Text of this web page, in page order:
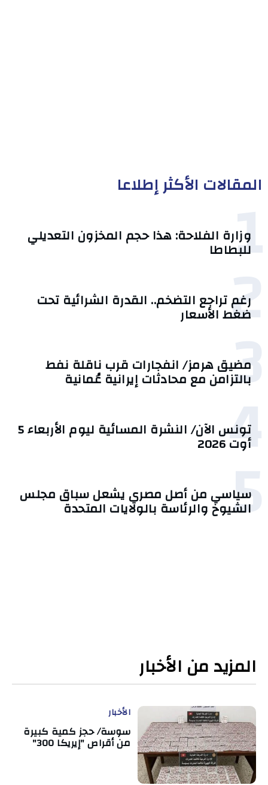
المقالات الأكثر إطلاعا
1
وزارة الفلاحة: هذا حجم المخزون التعديلي
للبطاطا
2
رغم تراجع التضخم.. القدرة الشرائية تحت
ضغط الأسعار
3
مضيق هرمز/ انفجارات قرب ناقلة نفط
بالتزامن مع محادثات إيرانية عُمانية
4 تونس الآن/ النشرة المسائية ليوم الأربعاء 5
أوت 2026
5
سياسي من أصل مصري يشعل سباق مجلس
الشيوخ والرئاسة بالولايات المتحدة
المزيد من الأخبار
الأخبار
سوسة/ حجز كمية كبيرة
من أقراص "إيريكا 300"